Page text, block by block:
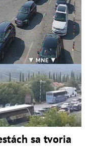
sa tvoria